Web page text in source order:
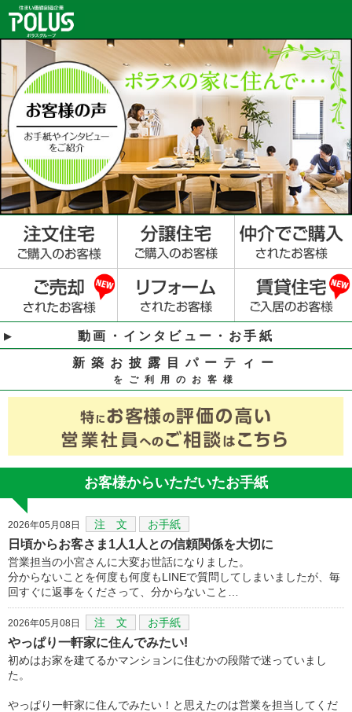
動画・インタビュー・お手紙
新築お披露目パーティー
をご利用のお客様
お客様からいただいたお手紙
2026年05月08日 注 文 お手紙
日頃からお客さま1人1人との信頼関係を大切に
営業担当の小宮さんに大変お世話になりました。
分からないことを何度も何度もLINEで質問してしまいましたが、毎
回すぐに返事をくださって、分からないこと…
2026年05月08日 注 文 お手紙
やっぱり一軒家に住んでみたい!
初めはお家を建てるかマンションに住むかの段階で迷っていまし
た。
やっぱり一軒家に住んでみたい！と思えたのは営業を担当してくだ